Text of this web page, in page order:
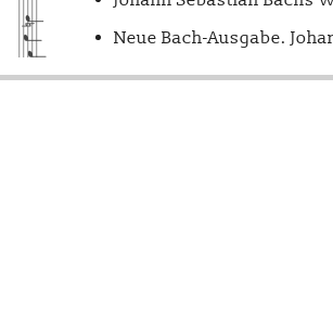
Neue Bach-Ausgabe.